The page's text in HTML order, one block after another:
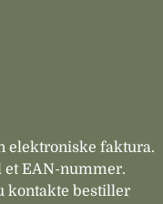
elektroniske faktura.
et EAN-nummer.
kontakte bestiller